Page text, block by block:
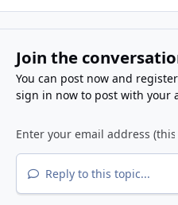
Join the
You can post now and
sign in nowto post with your
Reply to this topic...